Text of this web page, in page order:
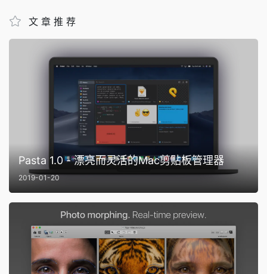
文章推荐
Pasta 1.0 - 漂亮而灵活的Mac剪贴板管理器
2019-01-20